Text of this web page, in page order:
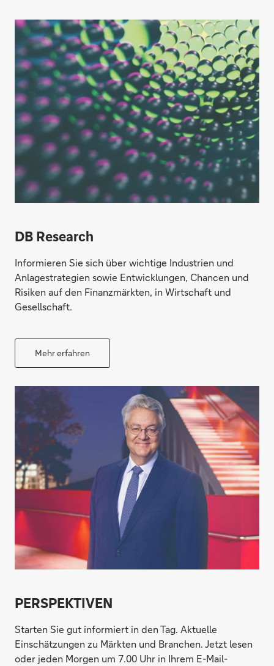
DB Research
Informieren Sie sich über wichtige Industrien und
Anlagestrategien sowie Entwicklungen, Chancen und
Risiken auf den Finanzmärkten, in Wirtschaft und
Gesellschaft.
Mehr erfahren
PERSPEKTIVEN
Starten Sie gut informiert in den Tag. Aktuelle
Einschätzungen zu Märkten und Branchen. Jetzt lesen
oder jeden Morgen um 7.00 Uhr in Ihrem E-Mail-